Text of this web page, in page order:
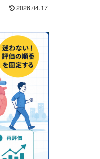
2026.04.17